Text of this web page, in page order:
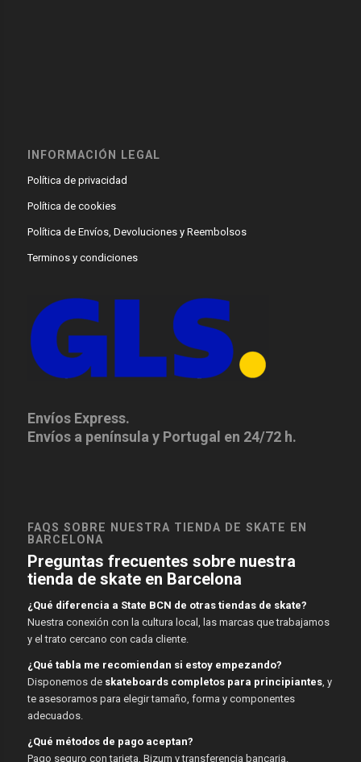
INFORMACIÓN LEGAL
Política de privacidad
Política de cookies
Política de Envíos, Devoluciones y Reembolsos
Terminos y condiciones
Envíos Express.
Envíos a península y Portugal en 24/72 h.
FAQS SOBRE NUESTRA TIENDA DE SKATE EN
BARCELONA
Preguntas frecuentes sobre nuestra
tienda de skate en Barcelona
¿Qué diferencia a State BCN de otras tiendas de skate?
Nuestra conexión con la cultura local, las marcas que trabajamos
y el trato cercano con cada cliente.
¿Qué tabla me recomiendan si estoy empezando?
Disponemos de skateboards completos para principiantes, y
te asesoramos para elegir tamaño, forma y componentes
adecuados.
¿Qué métodos de pago aceptan?
Pago seguro con tarjeta, Bizum y transferencia bancaria.